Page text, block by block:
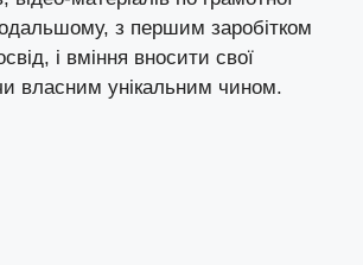
з першим заробітком
і вміння вносити свої
власним унікальним чином.